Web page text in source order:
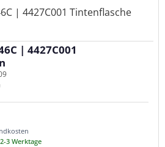
| 4427C001
3 Werktage